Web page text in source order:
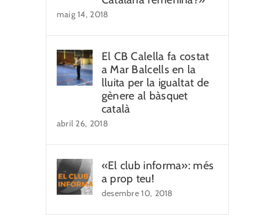
maig 14, 2018
El CB Calella fa costat
a Mar Balcells en la
lluita per la igualtat de
gènere al bàsquet
català
abril 26, 2018
«El club informa»: més
a prop teu!
desembre 10, 2018